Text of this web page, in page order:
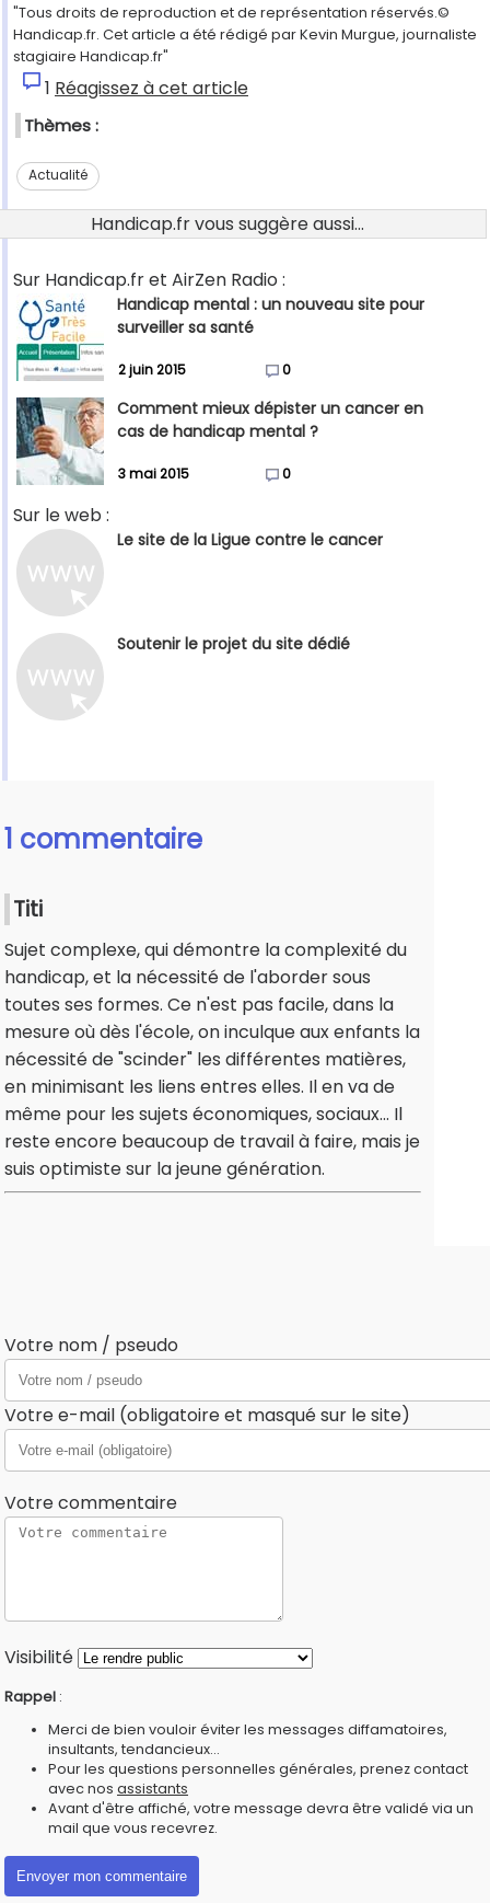
"Tous droits de reproduction et de représentation réservés.©
Handicap.fr. Cet article a été rédigé par Kevin Murgue, journaliste
stagiaire Handicap.fr"
1 Réagissez à cet article
Thèmes :
Actualité
Handicap.fr vous suggère aussi...
Sur Handicap.fr et AirZen Radio :
Handicap mental : un nouveau site pour
surveiller sa santé
2 juin 2015 0
Comment mieux dépister un cancer en
cas de handicap mental ?
3 mai 2015 0
Sur le web :
Le site de la Ligue contre le cancer
Soutenir le projet du site dédié
1 commentaire
Titi
Sujet complexe, qui démontre la complexité du
handicap, et la nécessité de l'aborder sous
toutes ses formes. Ce n'est pas facile, dans la
mesure où dès l'école, on inculque aux enfants la
nécessité de "scinder" les différentes matières,
en minimisant les liens entres elles. Il en va de
même pour les sujets économiques, sociaux... Il
reste encore beaucoup de travail à faire, mais je
suis optimiste sur la jeune génération.
Votre nom / pseudo
Votre e-mail (obligatoire et masqué sur le site)
Votre commentaire
Visibilité
Rappel :
Merci de bien vouloir éviter les messages diffamatoires,
insultants, tendancieux...
Pour les questions personnelles générales, prenez contact
avec nos assistants
Avant d'être affiché, votre message devra être validé via un
mail que vous recevrez.